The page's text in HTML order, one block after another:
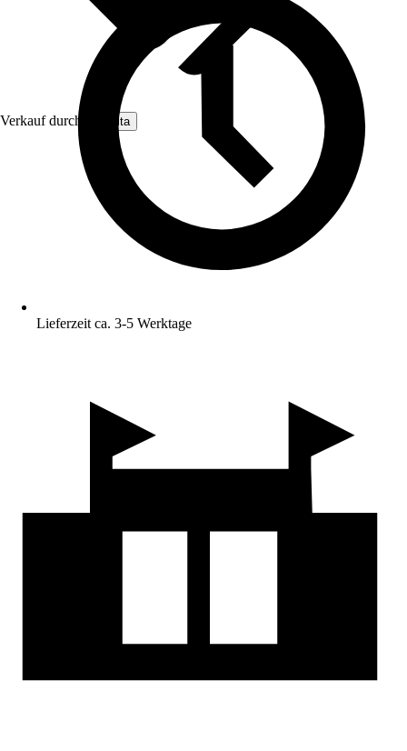
Verkauf durch: Nomita
Lieferzeit ca. 3-5 Werktage